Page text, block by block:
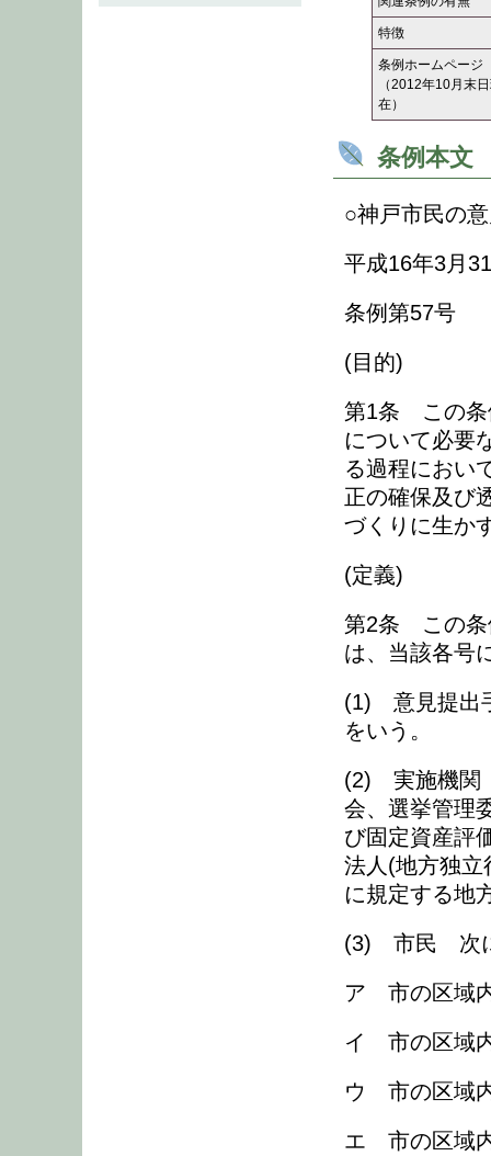
特徴
条例ホームページ
（2012年10月末
在）
条例本文
○神戸市民の
平成16年3月
条例第57号
(目的)
第1条 この条
について必要
る過程におい
正の確保及び
づくりに生か
(定義)
第2条 この条
は、当該各号
(1) 意見提出
をいう。
(2) 実施機関
会、選挙管理
び固定資産評
法人(地方独立
に規定する地
(3) 市民 次
ア 市の区域
イ 市の区域
ウ 市の区域
エ 市の区域